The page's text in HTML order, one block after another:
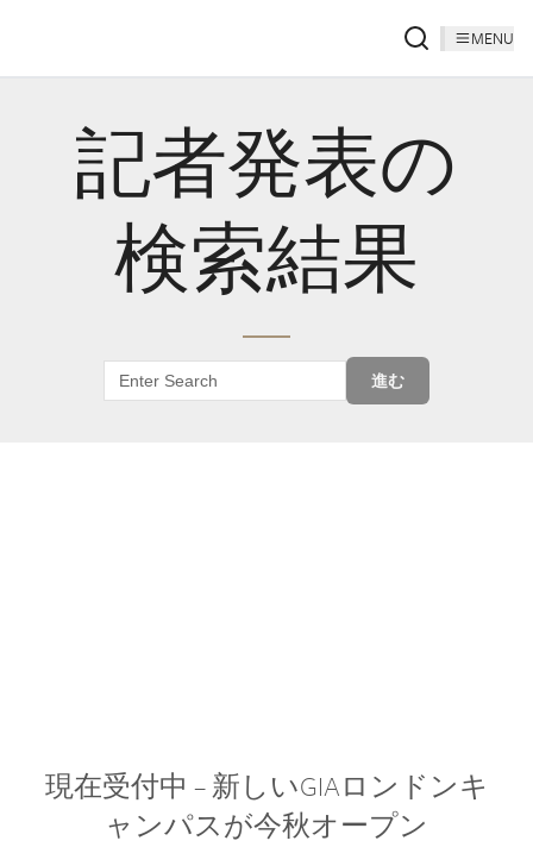
MENU
記者発表の
検索結果
進む
現在受付中 – 新しいGIAロンドンキ
ャンパスが今秋オープン